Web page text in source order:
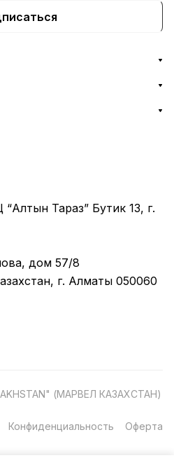
Тараз” Бутик 13, г.
дом 57/8
г. Алматы 050060
(МАРВЕЛ КАЗАХСТАН)
Конфиденциальность Оферта